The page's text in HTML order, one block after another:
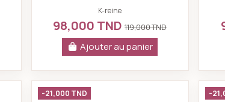
K-reine
98,000 TND119,000 TND
Ajouter au panier
Coffret arabian night - K-
-21,000 TND -